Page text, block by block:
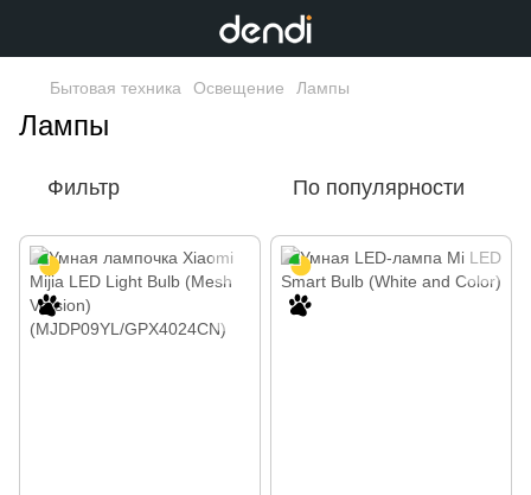
Бытовая техника Освещение Лампы
Лампы
Фильтр По популярности